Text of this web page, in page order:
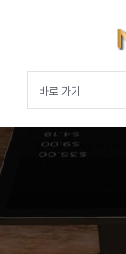
바로 가기...